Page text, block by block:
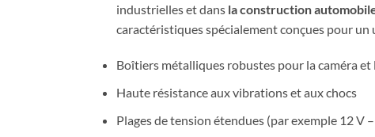
industrielles et dans la construction
caractéristiques spécialement conçues pour un
Boîtiers métalliques robustes pour la caméra et
Haute résistance aux vibrations et aux chocs
Plages de tension étendues (par exemple 12